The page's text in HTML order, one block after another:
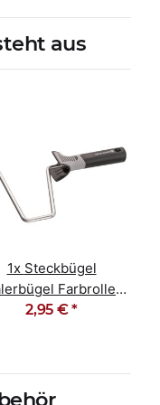
aus
1x Steckbügel
Farbroller
25cm Soft-Grip
2,95 €*